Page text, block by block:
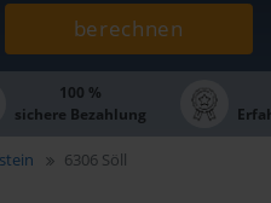
berechnen
100 %
sichere Bezahlung
6306 Söll